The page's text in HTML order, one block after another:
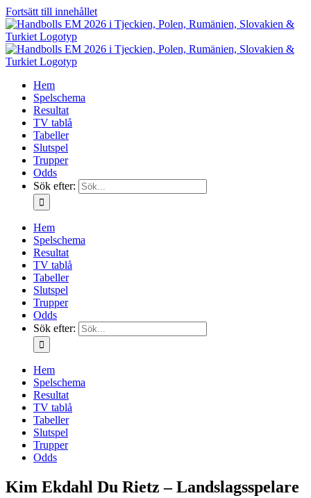
Fortsätt till innehållet
Hem
Spelschema
Resultat
TV tablå
Tabeller
Slutspel
Trupper
Odds
Sök efter:
Hem
Spelschema
Resultat
TV tablå
Tabeller
Slutspel
Trupper
Odds
Sök efter:
Hem
Spelschema
Resultat
TV tablå
Tabeller
Slutspel
Trupper
Odds
Kim Ekdahl Du Rietz – Landslagsspelare